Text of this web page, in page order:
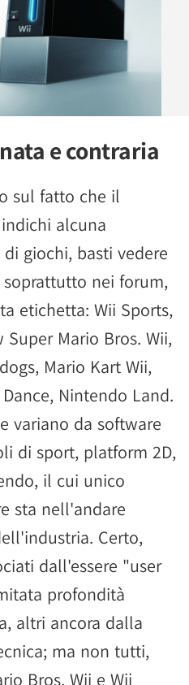
e contraria
sul fatto che il
alcuna
giochi, basti vedere
nei forum,
etichetta: Wii Sports,
Super Mario Bros. Wii,
Mario Kart Wii,
Nintendo Land.
variano da software
di sport, platform 2D,
il cui unico
sta nell'andare
Certo,
dall'essere "user
profondità
altri ancora dalla
ma non tutti,
Bros. Wii e Wii